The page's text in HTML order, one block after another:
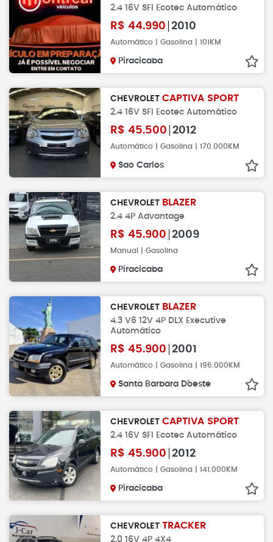
2.4 16V SFI Ecotec Automático
R$ 44.990 2010
Automático | Gasolina | 101KM
Piracicaba
CHEVROLET CAPTIVA SPORT
2.4 16V SFI Ecotec Automático
R$ 45.500 2012
Automático | Gasolina | 170.000KM
Sao Carlos
CHEVROLET BLAZER
2.4 4P Advantage
R$ 45.900 2009
Manual | Gasolina
Piracicaba
CHEVROLET BLAZER
4.3 V6 12V 4P DLX Executive
Automático
R$ 45.900 2001
Automático | Gasolina | 196.000KM
Santa Barbara D´oeste
CHEVROLET CAPTIVA SPORT
2.4 16V SFI Ecotec Automático
R$ 45.900 2012
Automático | Gasolina | 141.000KM
Piracicaba
CHEVROLET TRACKER
2.0 16V 4P 4X4